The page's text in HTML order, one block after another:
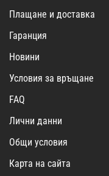
Плащане и доставка
Гаранция
Новини
Условия за връщане
FAQ
Лични данни
Общи условия
Карта на сайта